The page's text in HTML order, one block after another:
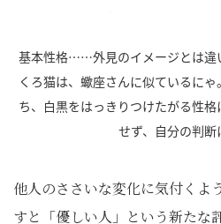
基本性格……外見のイメージとは違
くろ猫は、蠍座さんに似ているに
ち、白黒をはっきりつけたがる性
せず、自分の判断
他人のささいな変化に気付くよ
すと「優しい人」という新たな